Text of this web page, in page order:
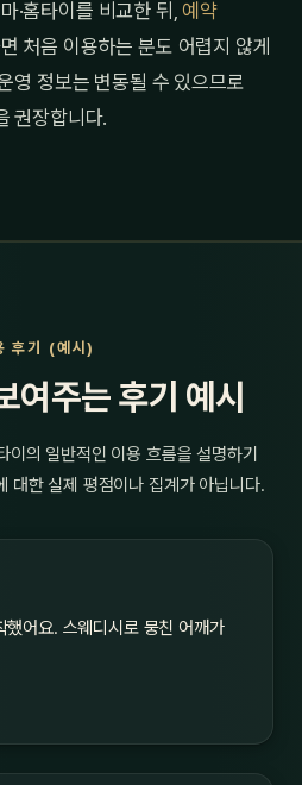
·홈타이를 비교한 뒤, 예약
처음 이용하는 분도 어렵지 않게
영 정보는 변동될 수 있으므로
권장합니다.
후기 (예시)
여주는 후기 예시
이의 일반적인 이용 흐름을 설명하기
대한 실제 평점이나 집계가 아닙니다.
어요. 스웨디시로 뭉친 어깨가